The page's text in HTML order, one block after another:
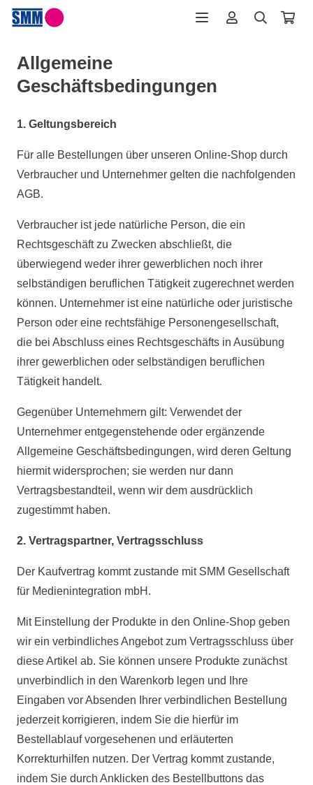
Allgemeine
Geschäftsbedingungen
1. Geltungsbereich
Für alle Bestellungen über unseren Online-Shop durch
Verbraucher und Unternehmer gelten die nachfolgenden
AGB.
Verbraucher ist jede natürliche Person, die ein
Rechtsgeschäft zu Zwecken abschließt, die
überwiegend weder ihrer gewerblichen noch ihrer
selbständigen beruflichen Tätigkeit zugerechnet werden
können. Unternehmer ist eine natürliche oder juristische
Person oder eine rechtsfähige Personengesellschaft,
die bei Abschluss eines Rechtsgeschäfts in Ausübung
ihrer gewerblichen oder selbständigen beruflichen
Tätigkeit handelt.
Gegenüber Unternehmern gilt: Verwendet der
Unternehmer entgegenstehende oder ergänzende
Allgemeine Geschäftsbedingungen, wird deren Geltung
hiermit widersprochen; sie werden nur dann
Vertragsbestandteil, wenn wir dem ausdrücklich
zugestimmt haben.
2. Vertragspartner, Vertragsschluss
Der Kaufvertrag kommt zustande mit SMM Gesellschaft
für Medienintegration mbH.
Mit Einstellung der Produkte in den Online-Shop geben
wir ein verbindliches Angebot zum Vertragsschluss über
diese Artikel ab. Sie können unsere Produkte zunächst
unverbindlich in den Warenkorb legen und Ihre
Eingaben vor Absenden Ihrer verbindlichen Bestellung
jederzeit korrigieren, indem Sie die hierfür im
Bestellablauf vorgesehenen und erläuterten
Korrekturhilfen nutzen. Der Vertrag kommt zustande,
indem Sie durch Anklicken des Bestellbuttons das